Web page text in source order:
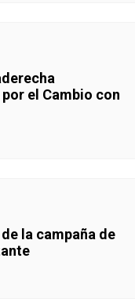
el Cambio con
la campaña de